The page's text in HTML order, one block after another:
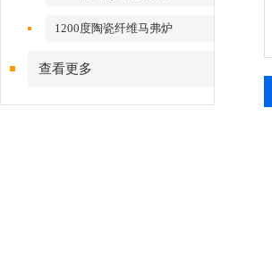
1200度陶瓷纤维马弗炉
查看更多